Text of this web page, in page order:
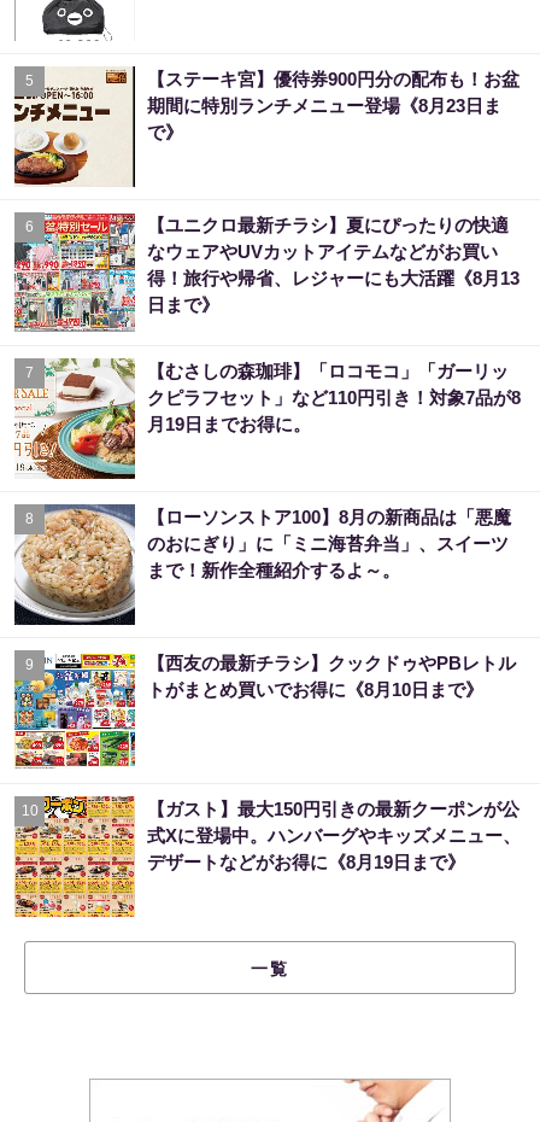
5
【ステーキ宮】優待券900円分の配布も！お盆
期間に特別ランチメニュー登場《8月23日ま
で》
6
【ユニクロ最新チラシ】夏にぴったりの快適
なウェアやUVカットアイテムなどがお買い
得！旅行や帰省、レジャーにも大活躍《8月13
日まで》
7
【むさしの森珈琲】「ロコモコ」「ガーリッ
クピラフセット」など110円引き！対象7品が8
月19日までお得に。
8
【ローソンストア100】8月の新商品は「悪魔
のおにぎり」に「ミニ海苔弁当」、スイーツ
まで！新作全種紹介するよ～。
9
【西友の最新チラシ】クックドゥやPBレトル
トがまとめ買いでお得に《8月10日まで》
10
【ガスト】最大150円引きの最新クーポンが公
式Xに登場中。ハンバーグやキッズメニュー、
デザートなどがお得に《8月19日まで》
一覧